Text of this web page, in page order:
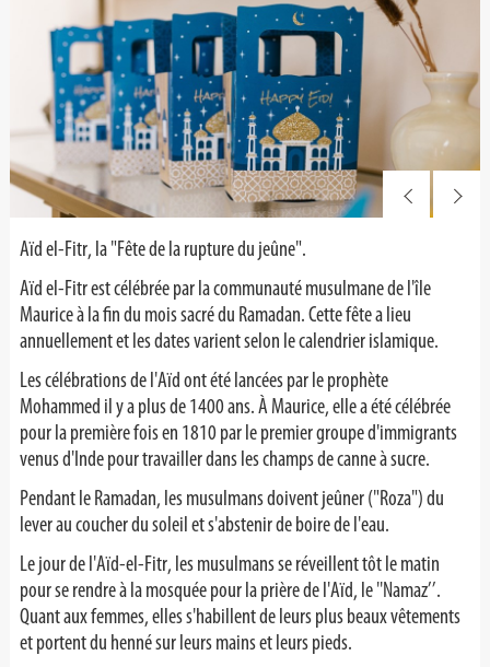
Aïd el-Fitr, la "Fête de la rupture du jeûne".
Aïd el-Fitr est célébrée par la communauté musulmane de l'île
Maurice à la fin du mois sacré du Ramadan. Cette fête a lieu
annuellement et les dates varient selon le calendrier islamique.
Les célébrations de l'Aïd ont été lancées par le prophète
Mohammed il y a plus de 1400 ans. À Maurice, elle a été célébrée
pour la première fois en 1810 par le premier groupe d'immigrants
venus d'Inde pour travailler dans les champs de canne à sucre.
Pendant le Ramadan, les musulmans doivent jeûner ("Roza") du
lever au coucher du soleil et s'abstenir de boire de l'eau.
Le jour de l'Aïd-el-Fitr, les musulmans se réveillent tôt le matin
pour se rendre à la mosquée pour la prière de l'Aïd, le ''Namaz’’.
Quant aux femmes, elles s'habillent de leurs plus beaux vêtements
et portent du henné sur leurs mains et leurs pieds.